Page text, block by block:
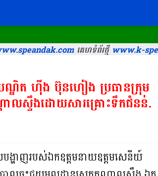
គេហទំព័រថ្មីwww.k-
បណ្ឌិត ហុីង ប៊ុនហៀង ប្រធានក្រុម
ដាលស្ទឹងដោយសារគ្រោះទឹកជំនន់.
បង្ហាញរបស់ឯកឧត្តមនាយឧត្តមសេនីយ៍